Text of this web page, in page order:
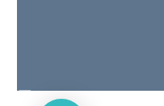
Hepr. 7:18-19